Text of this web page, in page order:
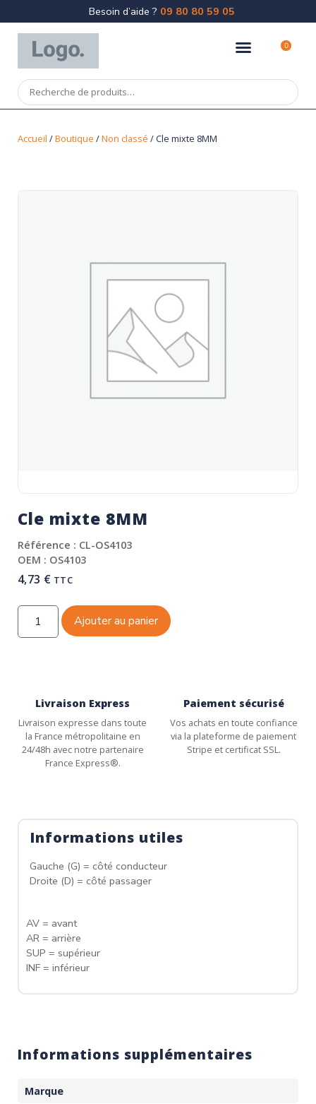
Besoin d’aide ? 09 80 80 59 05
0
Accueil /Boutique /Non classé / Cle mixte 8MM
Cle mixte 8MM
Référence : CL-OS4103
OEM : OS4103
4,73 € TTC
Ajouter au panier
Livraison Express
Livraison expresse dans toute
la France métropolitaine en
24/48h avec notre partenaire
France Express®.
Paiement sécurisé
Vos achats en toute confiance
via la plateforme de paiement
Stripe et certificat SSL.
Informations utiles
Gauche (G) = côté conducteur
Droite (D) = côté passager
AV = avant
AR = arrière
SUP = supérieur
INF = inférieur
Informations supplémentaires
Marque